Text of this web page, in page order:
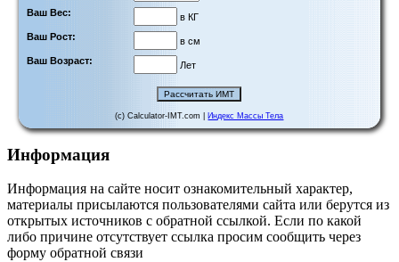
Ваш Вес:
в КГ
Ваш Рост:
в см
Ваш Возраст:
Лет
(c) Calculator-IMT.com | Индекс Массы Тела
Информация
Информация на сайте носит ознакомительный характер,
материалы присылаются пользователями сайта или берутся из
открытых источников с обратной ссылкой. Если по какой
либо причине отсутствует ссылка просим сообщить через
форму обратной связи